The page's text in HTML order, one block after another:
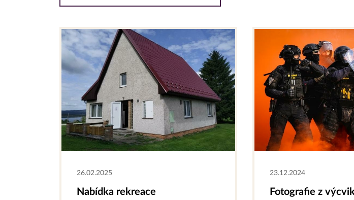
26.02.2025
Nabídka rekreace
23.12.2024
Fotografie z